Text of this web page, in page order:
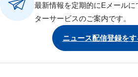
最新情報を定期的にEメール
ターサービスのご案内です。
ニュース配信登録をす